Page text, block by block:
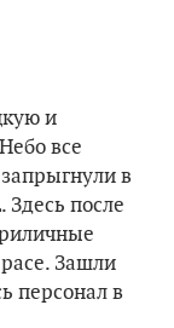
и
все
в
Здесь после
Зашли
персонал в